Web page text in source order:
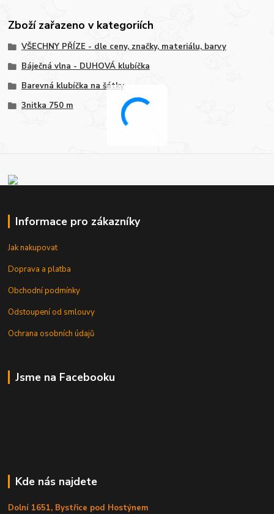
Zboží zařazeno v kategoriích
VŠECHNY PŘÍZE - dle ceny, značky, materiálu, barvy
Báječná vlna - DUHOVÁ klubíčka
Barevná klubíčka na šátky
3nitka 750 m
Informace pro zákazníky
Jak nakupovat
Doprava a platba
Obchodní podmínky
Odstoupení od smlouvy
Ochrana osobních údajů
Jsme na Facebooku
Kde nás najdete
Dolní 1651, Bystřice pod Hostýnem